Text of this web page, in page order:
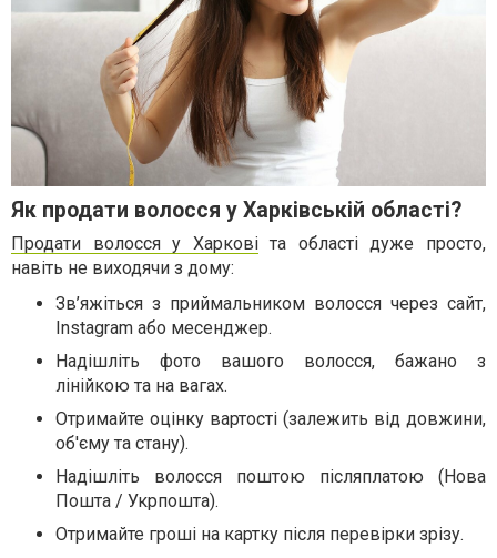
Як продати волосся у Харківській області?
Продати волосся у Харковіта області дуже просто,
навіть не виходячи з дому:
Зв’яжіться з приймальником волосся через сайт,
Instagram або месенджер.
Надішліть фото вашого волосся, бажано з
лінійкою та на вагах.
Отримайте оцінку вартості (залежить від довжини,
об'єму та стану).
Надішліть волосся поштою післяплатою (Нова
Пошта / Укрпошта).
Отримайте гроші на картку після перевірки зрізу.